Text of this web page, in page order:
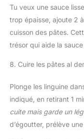
Tu veux une sauce
trop épaisse, ajoute 2
cuisson des pâtes.
trésor qui aide la
8. Cuire les pâtes al
Plonge les linguine
indiqué, en retirant 1
cuite mais garde un
d’égoutter, prélève